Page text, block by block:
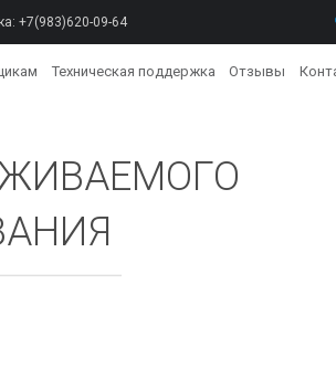
+7(983)620-09-64
Техническая поддержка Отзывы